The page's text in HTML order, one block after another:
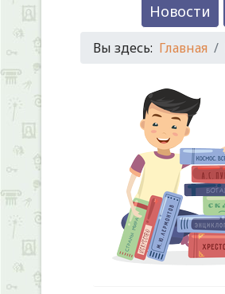
Новости
Вы здесь: Главная